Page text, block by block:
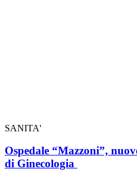
SANITA'
Ospedale “Mazzoni”,
di Ginecologia